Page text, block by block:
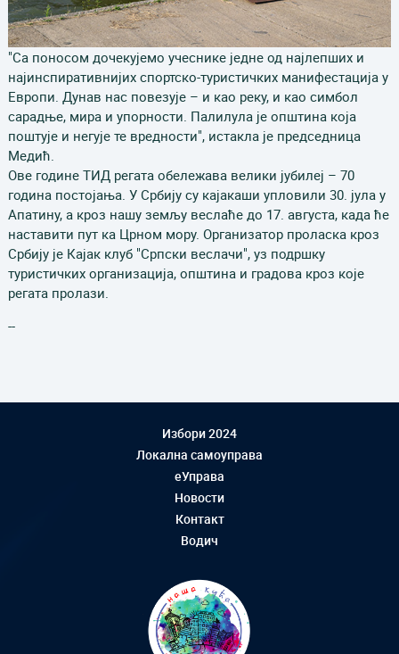
"Са поносом дочекујемо учеснике једне од најлепших и
најинспиративнијих спортско-туристичких манифестација у
Европи. Дунав нас повезује – и као реку, и као симбол
сарадње, мира и упорности. Палилула је општина која
поштује и негује те вредности", истакла је председница
Медић.
Ове године ТИД регата обележава велики јубилеј – 70
година постојања. У Србију су кајакаши упловили 30. јула у
Апатину, а кроз нашу земљу веслаће до 17. августа, када ће
наставити пут ка Црном мору. Организатор проласка кроз
Србију је Кајак клуб "Српски веслачи", уз подршку
туристичких организација, општина и градова кроз које
регата пролази.
--
Избори 2024
Локална самоуправа
еУправа
Новости
Контакт
Водич